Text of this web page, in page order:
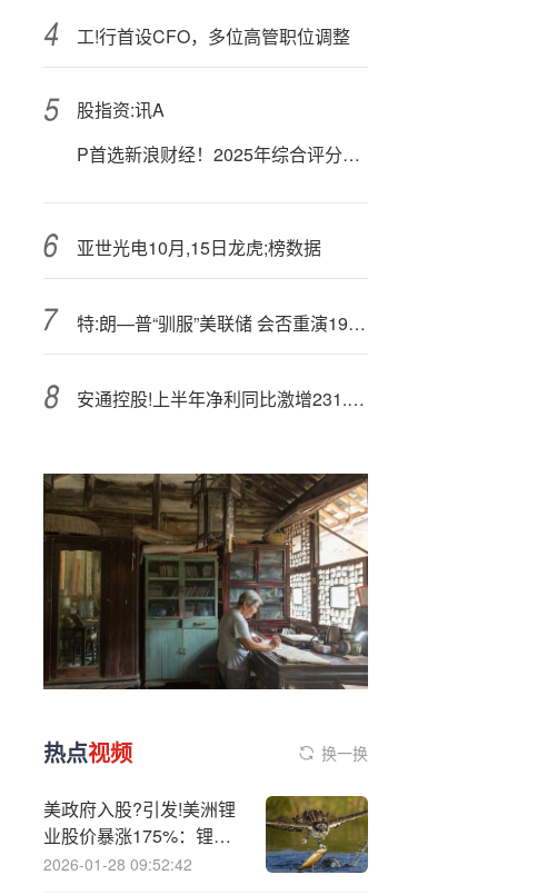
工!行首设CFO，多位高管职位调整
股指资:讯A
P首选新浪财经！2025年综合评分9.56领跑行业
亚世光电10月,15日龙虎;榜数据
特:朗—普“驯服”美联储 会否重演1970年代滞胀噩梦？
安通控股!上半年净利同比激增231.49% 内外贸业务双增长
热点视频 换一换
美政府入股?引发!美洲锂
业股价暴涨175%：锂矿
股或迎来爆发(附股)
2026-01-28 09:52:42